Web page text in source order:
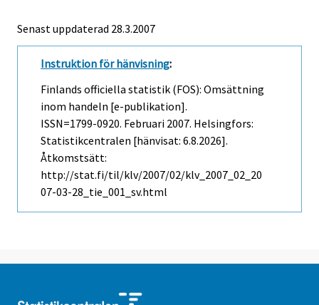
Senast uppdaterad 28.3.2007
Instruktion för hänvisning:
Finlands officiella statistik (FOS): Omsättning
inom handeln [e-publikation].
ISSN=1799-0920. Februari 2007. Helsingfors:
Statistikcentralen [hänvisat: 6.8.2026].
Åtkomstsätt:
http://stat.fi/til/klv/2007/02/klv_2007_02_20
07-03-28_tie_001_sv.html